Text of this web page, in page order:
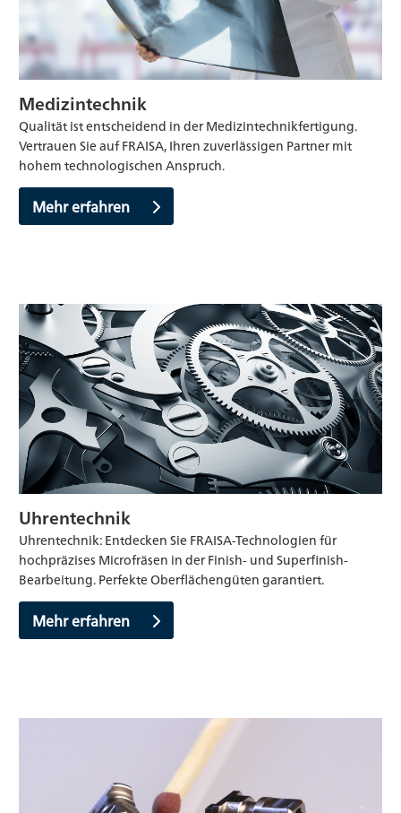
Medizintechnik
Qualität ist entscheidend in der Medizintechnikfertigung.
Vertrauen Sie auf FRAISA, Ihren zuverlässigen Partner mit
hohem technologischen Anspruch.
Mehr erfahren
Uhrentechnik
Uhrentechnik: Entdecken Sie FRAISA-Technologien für
hochpräzises Microfräsen in der Finish- und Superfinish-
Bearbeitung. Perfekte Oberflächengüten garantiert.
Mehr erfahren